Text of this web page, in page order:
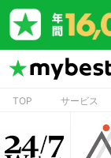
TOP サービス